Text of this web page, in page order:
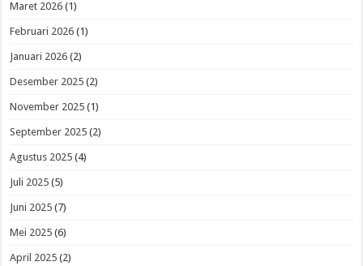
Maret 2026 (1)
Februari 2026 (1)
Januari 2026 (2)
Desember 2025 (2)
November 2025 (1)
September 2025 (2)
Agustus 2025 (4)
Juli 2025 (5)
Juni 2025 (7)
Mei 2025 (6)
April 2025 (2)